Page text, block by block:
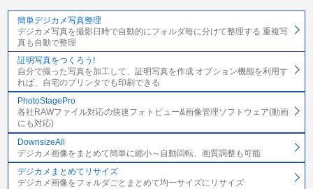
簡単デジカメ写真整理
デジカメ写真を撮影日時で自動的にフォルダ毎に分けて整理する 重複写
真も自動で整理
証明写真をつくろう!
自分で撮った写真を加工して、証明写真を作成 オプション機能を利用す
れば、自宅のプリンタでも印刷できる
PhotoStagePro
各社RAWファイル対応の快速フォトビュー&画像管理ソフトウェア(動画
にも対応)
DownsizeAll
デジカメ画像をまとめて簡単に縮小～自動回転、画質調整も可能
デジカメまとめてリサイズ
デジカメ画像をフォルダごとまとめて均一サイズにリサイズ